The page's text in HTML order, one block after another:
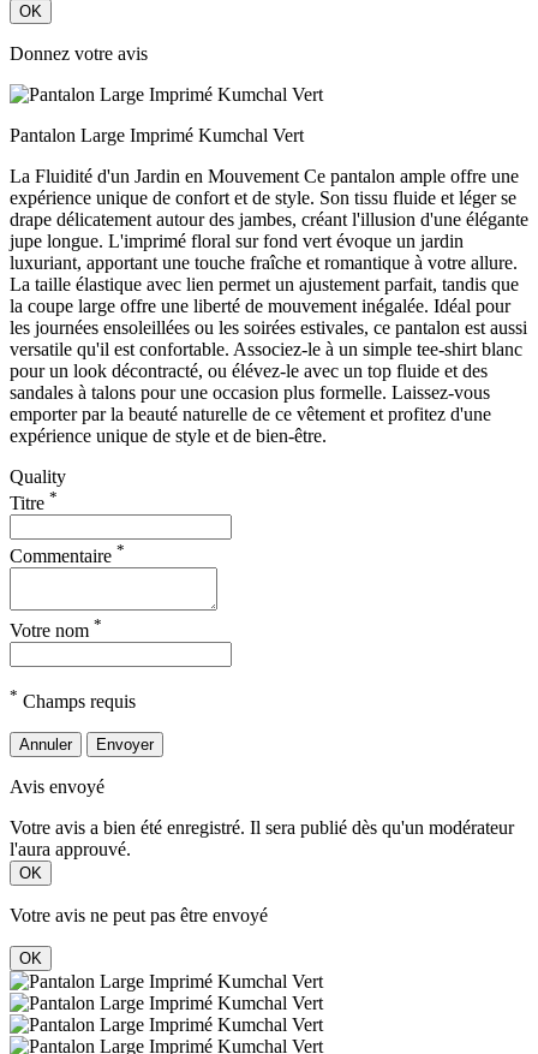
OK
Donnez votre avis
Pantalon Large Imprimé Kumchal Vert
La Fluidité d'un Jardin en Mouvement Ce pantalon ample offre une
expérience unique de confort et de style. Son tissu fluide et léger se
drape délicatement autour des jambes, créant l'illusion d'une élégante
jupe longue. L'imprimé floral sur fond vert évoque un jardin
luxuriant, apportant une touche fraîche et romantique à votre allure.
La taille élastique avec lien permet un ajustement parfait, tandis que
la coupe large offre une liberté de mouvement inégalée. Idéal pour
les journées ensoleillées ou les soirées estivales, ce pantalon est aussi
versatile qu'il est confortable. Associez-le à un simple tee-shirt blanc
pour un look décontracté, ou élévez-le avec un top fluide et des
sandales à talons pour une occasion plus formelle. Laissez-vous
emporter par la beauté naturelle de ce vêtement et profitez d'une
expérience unique de style et de bien-être.
Quality
Titre *
Commentaire *
Votre nom *
* Champs requis
Annuler Envoyer
Avis envoyé
Votre avis a bien été enregistré. Il sera publié dès qu'un modérateur
l'aura approuvé.
OK
Votre avis ne peut pas être envoyé
OK